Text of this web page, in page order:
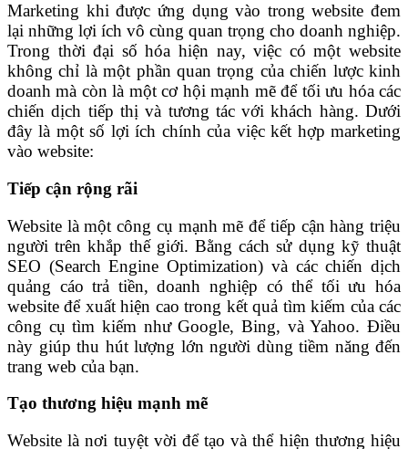
Marketing khi được ứng dụng vào trong website đem
lại những lợi ích vô cùng quan trọng cho doanh nghiệp.
Trong thời đại số hóa hiện nay, việc có một website
không chỉ là một phần quan trọng của chiến lược kinh
doanh mà còn là một cơ hội mạnh mẽ để tối ưu hóa các
chiến dịch tiếp thị và tương tác với khách hàng. Dưới
đây là một số lợi ích chính của việc kết hợp marketing
vào website:
Tiếp cận rộng rãi
Website là một công cụ mạnh mẽ để tiếp cận hàng triệu
người trên khắp thế giới. Bằng cách sử dụng kỹ thuật
SEO (Search Engine Optimization) và các chiến dịch
quảng cáo trả tiền, doanh nghiệp có thể tối ưu hóa
website để xuất hiện cao trong kết quả tìm kiếm của các
công cụ tìm kiếm như Google, Bing, và Yahoo. Điều
này giúp thu hút lượng lớn người dùng tiềm năng đến
trang web của bạn.
Tạo thương hiệu mạnh mẽ
Website là nơi tuyệt vời để tạo và thể hiện thương hiệu